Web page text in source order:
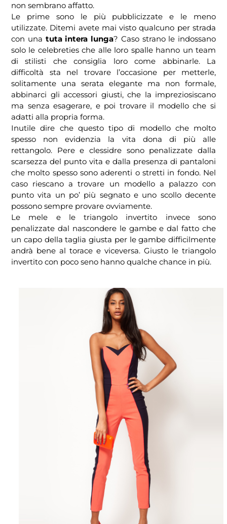
non sembrano affatto.
Le prime sono le più pubblicizzate e le meno
utilizzate. Ditemi avete mai visto qualcuno per strada
con una tuta intera lunga? Caso strano le indossano
solo le celebreties che alle loro spalle hanno un team
di stilisti che consiglia loro come abbinarle. La
difficoltà sta nel trovare l’occasione per metterle,
solitamente una serata elegante ma non formale,
abbinarci gli accessori giusti, che la impreziosiscano
ma senza esagerare, e poi trovare il modello che si
adatti alla propria forma.
Inutile dire che questo tipo di modello che molto
spesso non evidenzia la vita dona di più alle
rettangolo. Pere e clessidre sono penalizzate dalla
scarsezza del punto vita e dalla presenza di pantaloni
che molto spesso sono aderenti o stretti in fondo. Nel
caso riescano a trovare un modello a palazzo con
punto vita un po’ più segnato e uno scollo decente
possono sempre provare ovviamente.
Le mele e le triangolo invertito invece sono
penalizzate dal nascondere le gambe e dal fatto che
un capo della taglia giusta per le gambe difficilmente
andrà bene al torace e viceversa. Giusto le triangolo
invertito con poco seno hanno qualche chance in più.